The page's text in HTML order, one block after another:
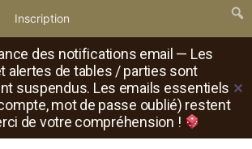
des notifications email — Les
alertes de tables / parties sont
suspendus. Les emails essentiels
mot de passe oublié) restent
de votre compréhension !
✕
Inscription